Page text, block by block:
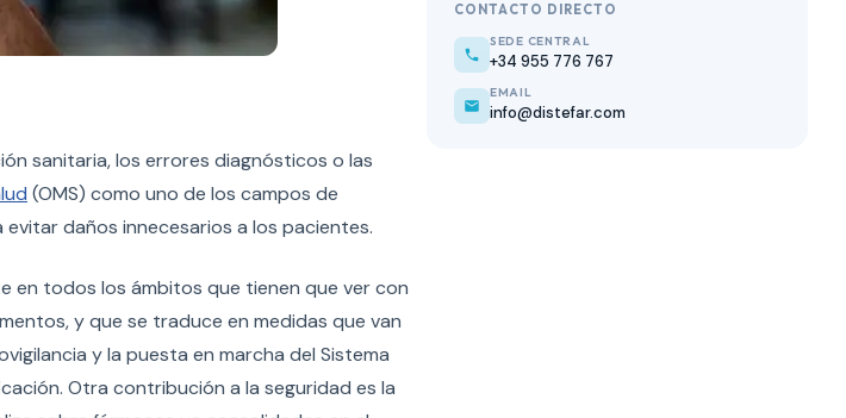
sanitaria, los errores diagnósticos o las
(OMS) como uno de los campos de
evitar daños innecesarios a los pacientes.
en todos los ámbitos que tienen que ver con
y que se traduce en medidas que van
y la puesta en marcha del Sistema
Otra contribución a la seguridad es la
CONTACTO DIRECTO
SEDE CENTRAL
+34 955 776 767
EMAIL
info@distefar.com